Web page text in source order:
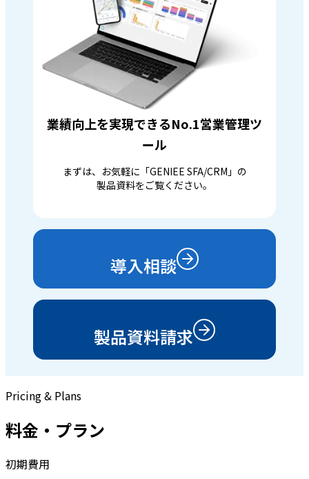
業績向上を実現できるNo.1営業管理ツ
ール
まずは、お気軽に「GENIEE SFA/CRM」の
製品資料をご覧ください。
導入相談
製品資料請求
Pricing & Plans
料金・プラン
初期費用